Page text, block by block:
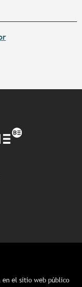
en el sitio web público